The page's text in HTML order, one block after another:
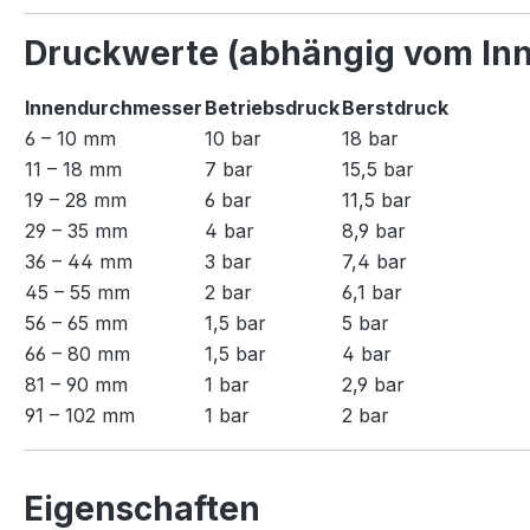
Druckwerte (abhängig vom
Innendurchmesser BetriebsdruckBerstdruck
6 – 10 mm
10 bar
18 bar
11 – 18 mm
7 bar
15,5 bar
19 – 28 mm
6 bar
11,5 bar
29 – 35 mm
4 bar
8,9 bar
36 – 44 mm
3 bar
7,4 bar
45 – 55 mm
2 bar
6,1 bar
56 – 65 mm
1,5 bar
5 bar
66 – 80 mm
1,5 bar
4 bar
81 – 90 mm
1 bar
2,9 bar
91 – 102 mm
1 bar 2 bar
Eigenschaften